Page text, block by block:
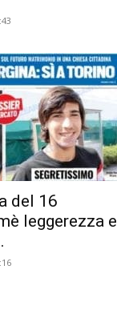
del 16
leggerezza e